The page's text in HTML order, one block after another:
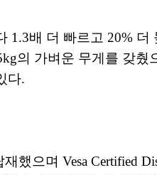
1.3배 더 빠르고 20% 더
의 가벼운 무게를 갖췄
다.
했으며 Vesa Certified